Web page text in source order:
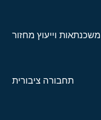
משכנתאות וייעוץ מחזור
תחבורה ציבורית